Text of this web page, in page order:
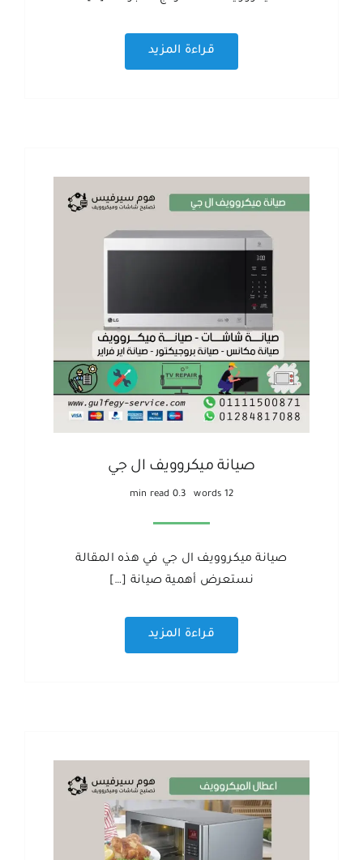
قراءة المزيد
صيانة ميكروويف ال جي
12 words
0.3 min read
صيانة ميكروويف ال جي في هذه المقالة
نستعرض أهمية صيانة […]
قراءة المزيد